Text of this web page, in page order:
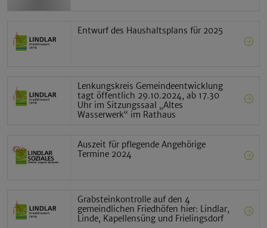
Entwurf des Haushaltsplans für 2025
Lenkungskreis Gemeindeentwicklung
tagt öffentlich 29.10.2024, ab 17.30
Uhr im Sitzungssaal „Altes
Wasserwerk“ im Rathaus
Auszeit für pflegende Angehörige
Termine 2024
Grabsteinkontrolle auf den 4
gemeindlichen Friedhöfen hier: Lindlar,
Linde, Kapellensüng und Frielingsdorf